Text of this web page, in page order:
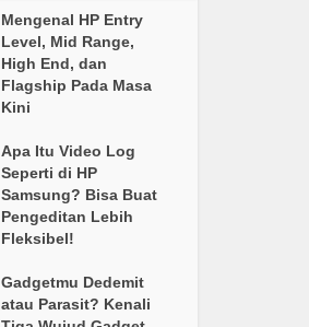
Mengenal HP Entry
Level, Mid Range,
High End, dan
Flagship Pada Masa
Kini
Apa Itu Video Log
Seperti di HP
Samsung? Bisa Buat
Pengeditan Lebih
Fleksibel!
Gadgetmu Dedemit
atau Parasit? Kenali